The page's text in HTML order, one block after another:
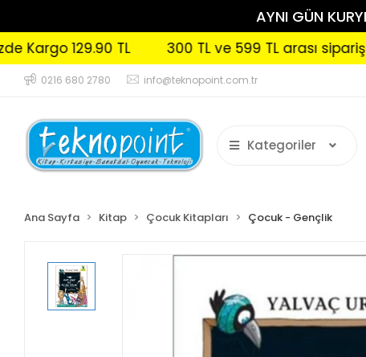
AYNI GÜN
129.90 TL 300 TL ve 599 TL arası
0216 680 2780 info@teknopoint.com.tr
Kategoriler
Ana Sayfa Kitap Çocuk Kitapları Çocuk - Gençlik